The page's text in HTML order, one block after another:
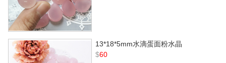
13*18*5mm水滴蛋面粉水晶
$60